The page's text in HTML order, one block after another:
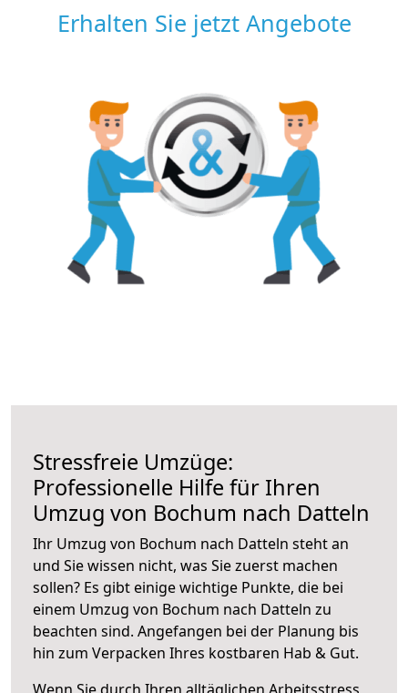
Erhalten Sie jetzt Angebote
Stressfreie Umzüge:
Professionelle Hilfe für Ihren
Umzug von Bochum nach Datteln
Ihr Umzug von Bochum nach Datteln steht an
und Sie wissen nicht, was Sie zuerst machen
sollen? Es gibt einige wichtige Punkte, die bei
einem Umzug von Bochum nach Datteln zu
beachten sind. Angefangen bei der Planung bis
hin zum Verpacken Ihres kostbaren Hab & Gut.